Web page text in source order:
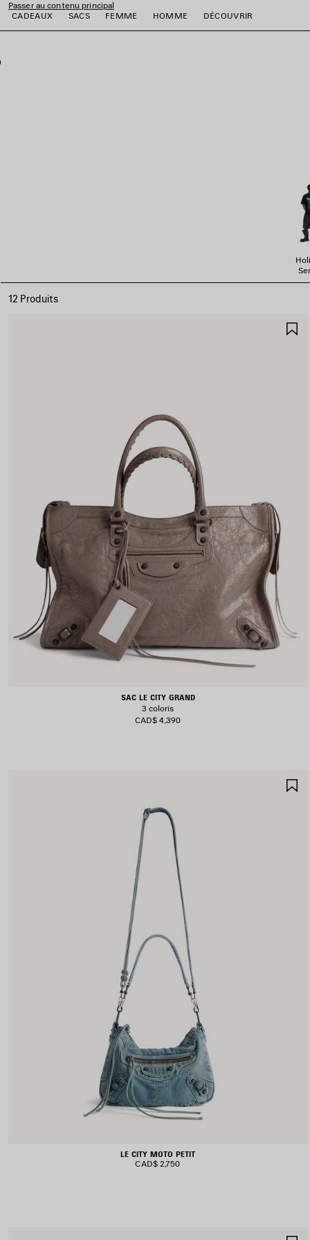
Passer au contenu principal
CADEAUX
SACS FEMME HOMME DÉCOUVRIR
12 Produits
SAC LE CITY GRAND
3 coloris
CAD$ 4,390
LE CITY MOTO PETIT
CAD$ 2,750